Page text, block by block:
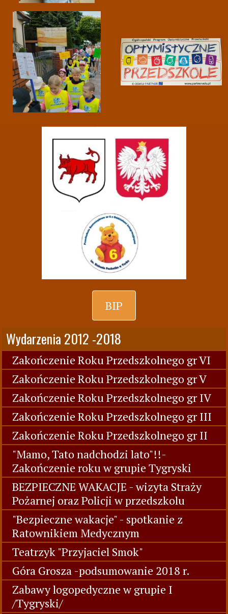
BIP
Wydarzenia 2012 -2018
Zakończenie Roku Przedszkolnego gr VI
Zakończenie Roku Przedszkolnego gr V
Zakończenie Roku Przedszkolnego gr IV
Zakończenie Roku Przedszkolnego gr III
Zakończenie Roku Przedszkolnego gr II
"Mamo, Tato nadchodzi lato"!!-
Zakończenie roku w grupie Tygryski
BEZPIECZNE WAKACJE - wizyta Straży
Pożarnej oraz Policji w przedszkolu
"Bezpieczne wakacje" - spotkanie z
Ratownikiem Medycznym
Teatrzyk "Przyjaciel Smok"
Góra Grosza -podsumowanie 2018 r.
Zabawy logopedyczne w grupie I
/Tygryski/